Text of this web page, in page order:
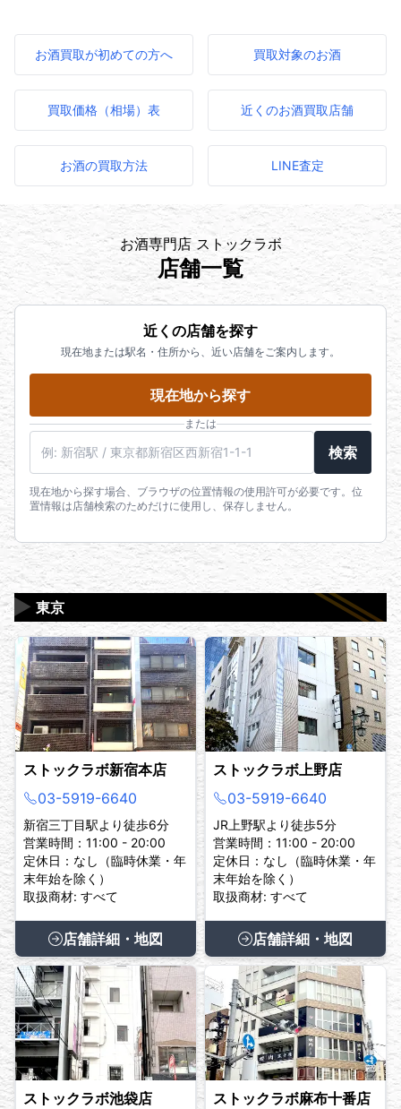
お酒買取が初めての方へ 買取対象のお酒
買取価格（相場）表 近くのお酒買取店舗
お酒の買取方法 LINE査定
お酒専門店 ストックラボ
店舗一覧
近くの店舗を探す
現在地または駅名・住所から、近い店舗をご案内します。
現在地から探す
または
検索
現在地から探す場合、ブラウザの位置情報の使用許可が必要です。位
置情報は店舗検索のためだけに使用し、保存しません。
東京
▶
ストックラボ新宿本店
03-5919-6640
新宿三丁目駅より徒歩6分
営業時間：11:00 - 20:00
定休日：なし（臨時休業・年
末年始を除く）
取扱商材: すべて
店舗詳細・地図
ストックラボ上野店
03-5919-6640
JR上野駅より徒歩5分
営業時間：11:00 - 20:00
定休日：なし（臨時休業・年
末年始を除く）
取扱商材: すべて
店舗詳細・地図
ストックラボ池袋店
ストックラボ麻布十番店